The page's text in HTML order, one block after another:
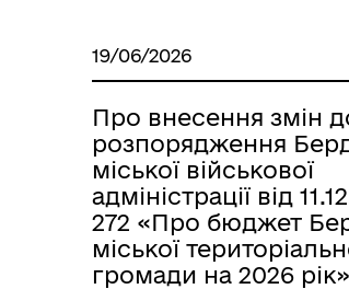
19/06/2026
Про внесення змін
розпорядження
міської військової
адміністрації від
272 «Про бюджет
міської
громади на 2026 рік»